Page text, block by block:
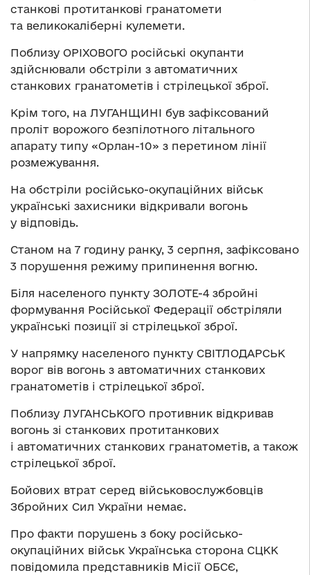
станкові протитанкові гранатомети
та великокаліберні кулемети.
Поблизу ОРІХОВОГО російські окупанти
здійснювали обстріли з автоматичних
станкових гранатометів і стрілецької зброї.
Крім того, на ЛУГАНЩИНІ був зафіксований
проліт ворожого безпілотного літального
апарату типу «Орлан-10» з перетином лінії
розмежування.
На обстріли російсько-окупаційних військ
українські захисники відкривали вогонь
у відповідь.
Станом на 7 годину ранку, 3 серпня, зафіксовано
3 порушення режиму припинення вогню.
Біля населеного пункту ЗОЛОТЕ-4 збройні
формування Російської Федерації обстріляли
українські позиції зі стрілецької зброї.
У напрямку населеного пункту СВІТЛОДАРСЬК
ворог вів вогонь з автоматичних станкових
гранатометів і стрілецької зброї.
Поблизу ЛУГАНСЬКОГО противник відкривав
вогонь зі станкових протитанкових
і автоматичних станкових гранатометів, а також
стрілецької зброї.
Бойових втрат серед військовослужбовців
Збройних Сил України немає.
Про факти порушень з боку російсько-
окупаційних військ Українська сторона СЦКК
повідомила представників Місії ОБСЄ,